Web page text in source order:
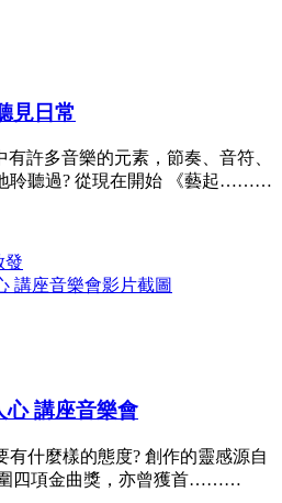
見日常
許多音樂的元素，節奏、音符、
聆聽過? 從現在開始 《藝起………
發
心 講座音樂會
什麼樣的態度? 創作的靈感源自
圍四項金曲獎，亦曾獲首………